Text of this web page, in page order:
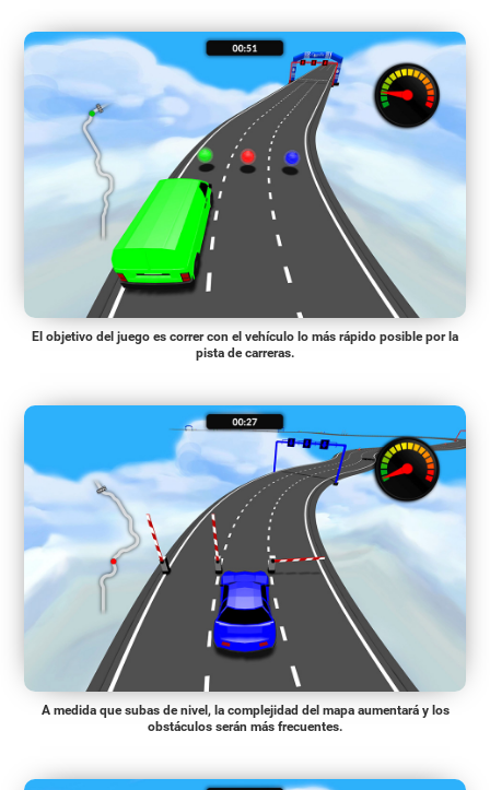
El objetivo del juego es correr con el vehículo lo más rápido posible por la
pista de carreras.
A medida que subas de nivel, la complejidad del mapa aumentará y los
obstáculos serán más frecuentes.